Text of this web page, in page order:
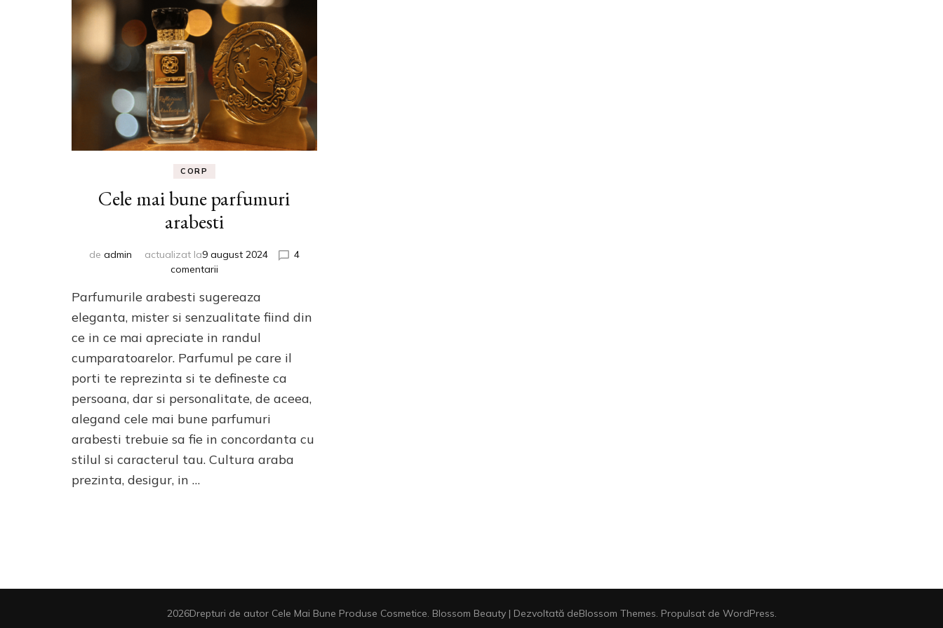
CORP
Cele mai bune parfumuri
arabesti
de admin actualizat la9 august 2024
4
comentariila
mai
bune
arabesti
Parfumurile arabesti sugereaza
eleganta, mister si senzualitate fiind din
ce in ce mai apreciate in randul
cumparatoarelor. Parfumul pe care il
porti te reprezinta si te defineste ca
persoana, dar si personalitate, de aceea,
alegand cele mai bune parfumuri
arabesti trebuie sa fie in concordanta cu
stilul si caracterul tau. Cultura araba
prezinta, desigur, in …
2026Drepturi de autor Cele Mai Bune Produse Cosmetice. Blossom Beauty | Dezvoltată deBlossom Themes. Propulsat de WordPress.